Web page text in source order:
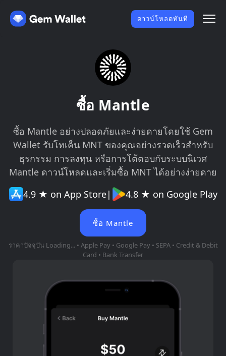
ดาวน์โหลดทันที
ซื้อ Mantle
ซื้อ Mantle อย่างปลอดภัยและง่ายดายโดยใช้ Gem
Wallet รับโทเค็น MNT ของคุณอย่างรวดเร็วสำหรับ
ธุรกรรม การลงทุน หรือการโต้ตอบกับระบบนิเวศ
Mantle ดาวน์โหลดและเริ่มซื้อ MNT ได้อย่างง่ายดาย
4.9 ★ on App Store| 4.8 ★ on Google Play
ซื้อ Mantle
ราคาปัจจุบัน Loading... • Apple Pay • Google Pay • SEPA • Credit & Debit
Card • Bank Transfer